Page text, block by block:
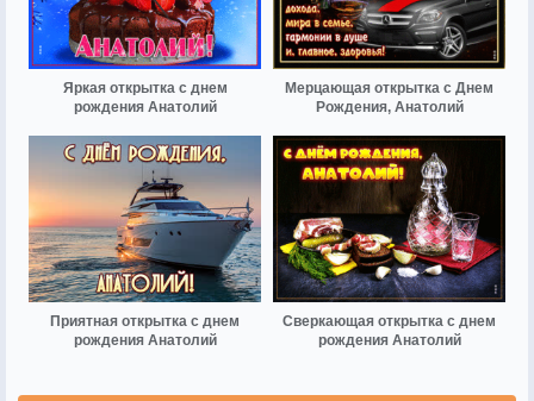
Яркая открытка с днем
рождения Анатолий
Мерцающая открытка с Днем
Рождения, Анатолий
Приятная открытка с днем
рождения Анатолий
Сверкающая открытка с днем
рождения Анатолий